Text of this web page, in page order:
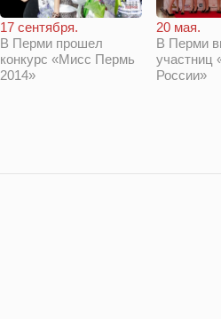
17 сентября.
В Перми прошел
конкурс «Мисс Пермь
2014»
20 мая.
В Перми
участниц
России»